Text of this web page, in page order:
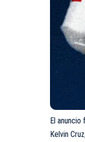
El
Kelvin